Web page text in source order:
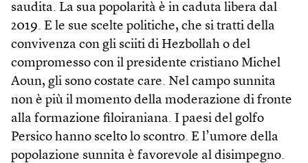
saudita. La sua popolarità è in caduta libera dal
2019. E le sue scelte politiche, che si tratti della
convivenza con gli sciiti di Hezbollah o del
compromesso con il presidente cristiano Michel
Aoun, gli sono costate care. Nel campo sunnita
non è più il momento della moderazione di fronte
alla formazione filoiraniana. I paesi del golfo
Persico hanno scelto lo scontro. E l’umore della
popolazione sunnita è favorevole al disimpegno.